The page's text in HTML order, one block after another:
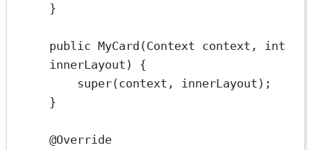
}
public MyCard (Context context , int
innerLayout ) {
super(context, innerLayout);
}
@Override